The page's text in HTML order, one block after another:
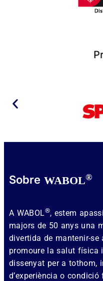
Sobre WABOL®
A WABOL®, estem
majors de 50 anys una
divertida de mantenir-
promoure la salut física
dissenyat per a tothom,
d’experiència o condició